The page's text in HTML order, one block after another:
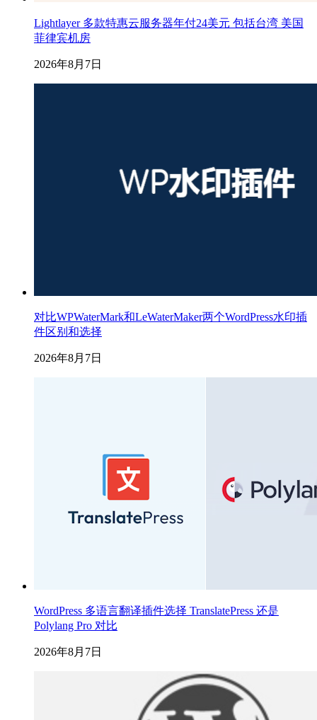
Lightlayer 多款特惠云服务器年付24美元 包括台湾 美国
菲律宾机房
2026年8月7日
对比WPWaterMark和LeWaterMaker两个WordPress水印插
件区别和选择
2026年8月7日
WordPress 多语言翻译插件选择 TranslatePress 还是
Polylang Pro 对比
2026年8月7日